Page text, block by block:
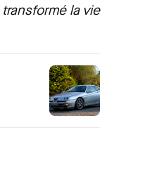
la vie